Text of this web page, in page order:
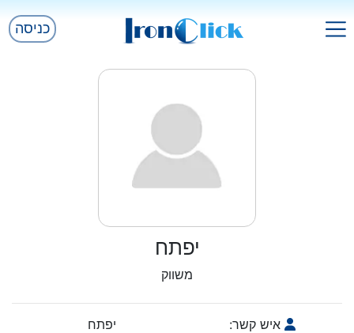
כניסה
יפתח
משווק
איש קשר:
יפתח